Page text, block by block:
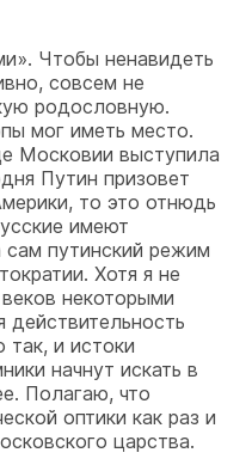
Чтобы ненавидеть
совсем не
родословную.
мог иметь место.
Московии выступила
Путин призовет
то это отнюдь
имеют
путинский режим
Хотя я не
некоторыми
так, и истоки
начнут искать в
Полагаю, что
оптики как раз и
царства.